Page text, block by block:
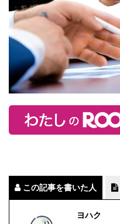
この記事を書いた人
ヨハク